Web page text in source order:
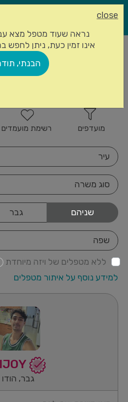
עמוד הבית מטפלים סיעודיים
844 מטפלים
מועדפים רשימת מועמדים
עיר
סוג משרה
גבר שניהם
שפה
ללא מטפלים של ויזה מיוחדת
למידע נוסף על איתור מטפלים
BIJOY
גבר, הודו
close
נראה שעוד מטפל מצא
אינו זמין כעת, ניתן
הבנתי,